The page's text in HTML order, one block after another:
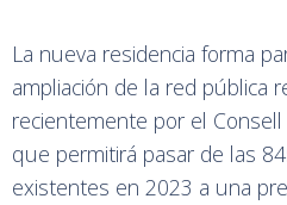
La nueva residencia forma
ampliación de la red pública
recientemente por el
que permitirá pasar de las
existentes en 2023 a una